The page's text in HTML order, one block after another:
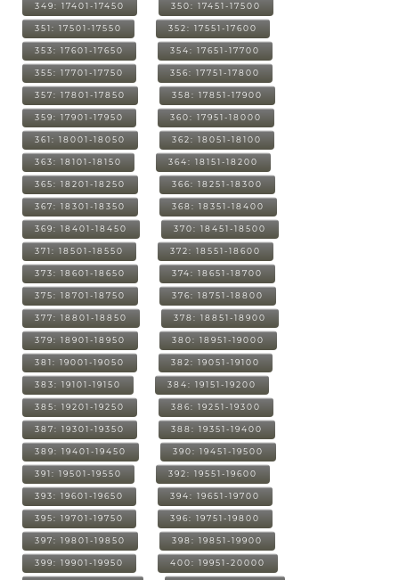
349: 17401-17450 350: 17451-17500
351: 17501-17550 352: 17551-17600
353: 17601-17650 354: 17651-17700
355: 17701-17750 356: 17751-17800
357: 17801-17850 358: 17851-17900
359: 17901-17950 360: 17951-18000
361: 18001-18050 362: 18051-18100
363: 18101-18150 364: 18151-18200
365: 18201-18250 366: 18251-18300
367: 18301-18350 368: 18351-18400
369: 18401-18450 370: 18451-18500
371: 18501-18550 372: 18551-18600
373: 18601-18650 374: 18651-18700
375: 18701-18750 376: 18751-18800
377: 18801-18850 378: 18851-18900
379: 18901-18950 380: 18951-19000
381: 19001-19050 382: 19051-19100
383: 19101-19150 384: 19151-19200
385: 19201-19250 386: 19251-19300
387: 19301-19350 388: 19351-19400
389: 19401-19450 390: 19451-19500
391: 19501-19550 392: 19551-19600
393: 19601-19650 394: 19651-19700
395: 19701-19750 396: 19751-19800
397: 19801-19850 398: 19851-19900
399: 19901-19950 400: 19951-20000